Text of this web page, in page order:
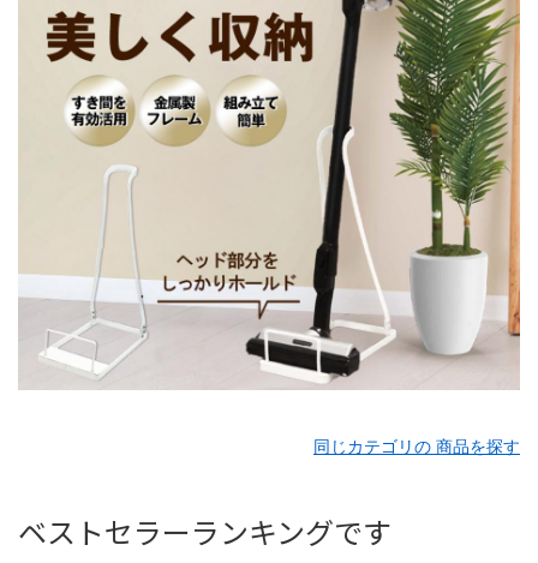
同じカテゴリの 商品を探す
ベストセラーランキングです